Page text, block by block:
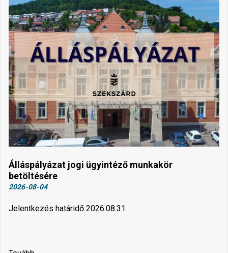
Álláspályázat jogi ügyintéző munkakör
betöltésére
2026-08-04
Jelentkezés határidő 2026.08.31